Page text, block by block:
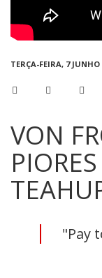
TERÇA-FEIRA, 7 JUNHO
VON
"Pay